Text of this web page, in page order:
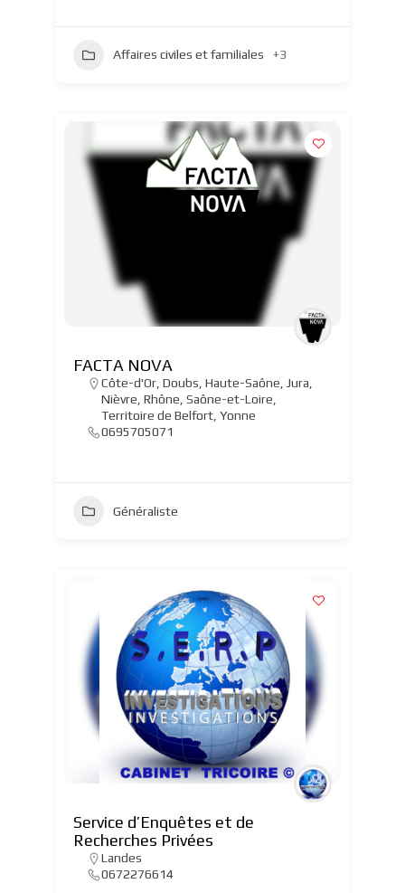
Affaires civiles et familiales +3
FACTA NOVA
Côte-d'Or, Doubs, Haute-Saône, Jura,
Nièvre, Rhône, Saône-et-Loire,
Territoire de Belfort, Yonne
0695705071
Généraliste
Service d’Enquêtes et de
Recherches Privées
Landes
0672276614